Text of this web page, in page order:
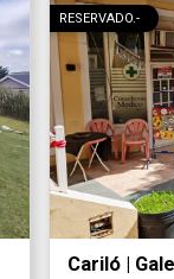
RESERVADO.-
Cariló |